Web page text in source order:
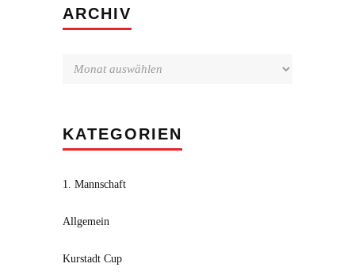
ARCHIV
KATEGORIEN
1. Mannschaft
Allgemein
Kurstadt Cup